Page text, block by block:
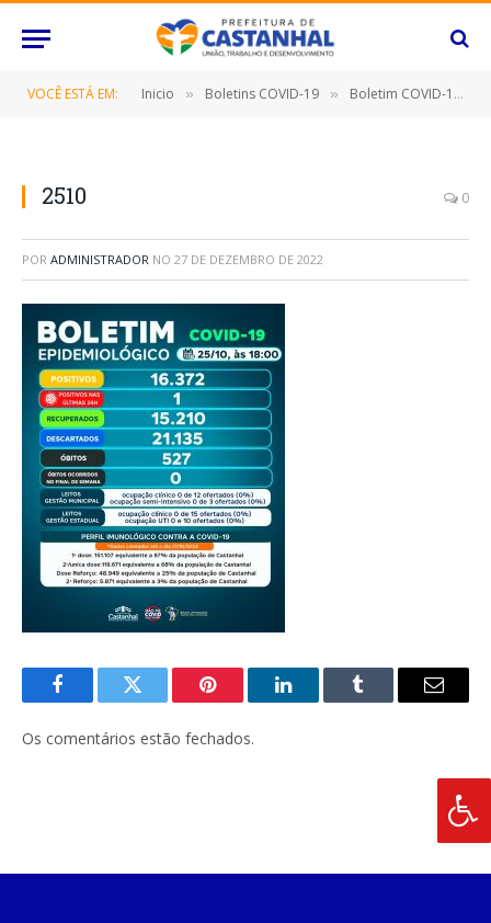
VOCÊ ESTÁ EM: Inicio » Boletins COVID-19 » Boletim COVID-19 (25/10/2022)
2510 0
POR ADMINISTRADOR NO 27 DE DEZEMBRO DE 2022
FacebookTwitter Pinterest O
Tumblr
E-
Os comentários estão fechados.